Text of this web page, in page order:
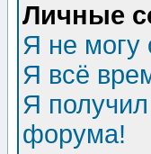
Личные
Я не могу
Я всё
Я получил
форума!